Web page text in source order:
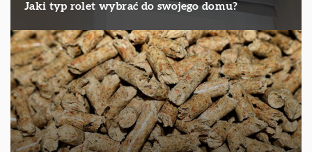
Jaki typ rolet wybrać do swojego domu?